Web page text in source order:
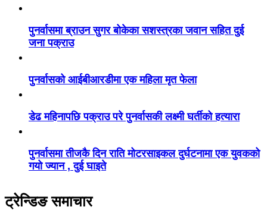
पुनर्वासमा ब्राउन सुगर बोकेका सशस्त्रका जवान सहित दुई
जना पक्राउ
पुनर्वासको आईबीआरडीमा एक महिला मृत फेला
डेढ महिनापछि पक्राउ परे पुनर्वासकी लक्ष्मी घर्तीको हत्यारा
पुनर्वासमा तीजकै दिन राति मोटरसाइकल दुर्घटनामा एक युवकको
गयो ज्यान , दुई घाइते
ट्रेन्डिङ समाचार